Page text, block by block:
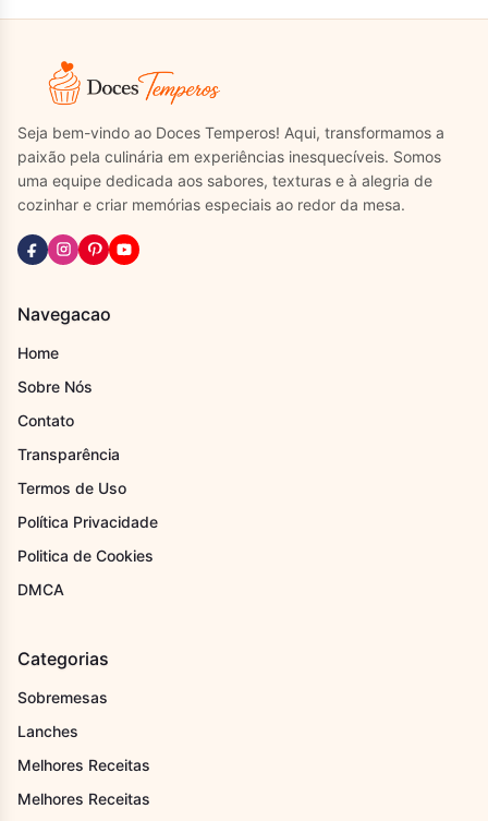
Seja bem-vindo ao Doces Temperos! Aqui, transformamos a
paixão pela culinária em experiências inesquecíveis. Somos
uma equipe dedicada aos sabores, texturas e à alegria de
cozinhar e criar memórias especiais ao redor da mesa.
Navegacao
Home
Sobre Nós
Contato
Transparência
Termos de Uso
Política Privacidade
Politica de Cookies
DMCA
Categorias
Sobremesas
Lanches
Melhores Receitas
Melhores Receitas